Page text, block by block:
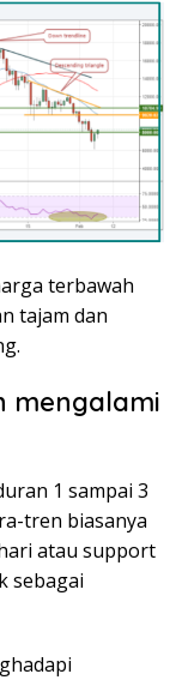
terbawah
tajam dan
mengalami
1 sampai 3
tren biasanya
atau support
sebagai